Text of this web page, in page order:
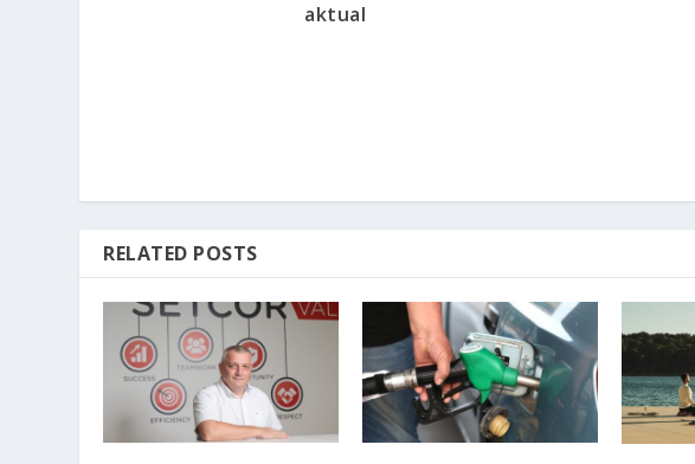
aktual
RELATED POSTS